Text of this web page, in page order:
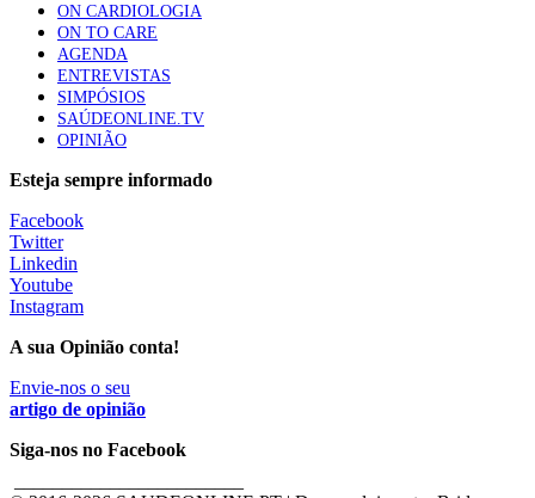
ON CARDIOLOGIA
ON TO CARE
AGENDA
ENTREVISTAS
SIMPÓSIOS
SAÚDEONLINE.TV
OPINIÃO
Esteja sempre informado
Facebook
Twitter
Linkedin
Youtube
Instagram
A sua Opinião conta!
Envie-nos o seu
artigo de opinião
Siga-nos no Facebook